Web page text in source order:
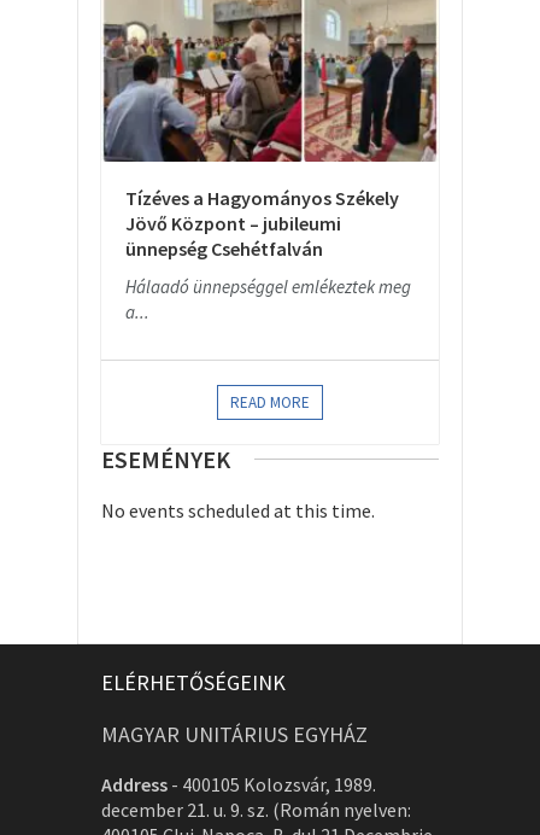
Tízéves a Hagyományos Székely
Jövő Központ – jubileumi
ünnepség Csehétfalván
Hálaadó ünnepséggel emlékeztek meg
a...
READ MORE
ESEMÉNYEK
No events scheduled at this time.
ELÉRHETŐSÉGEINK
MAGYAR UNITÁRIUS EGYHÁZ
Address - 400105 Kolozsvár, 1989.
december 21. u. 9. sz. (Román nyelven: